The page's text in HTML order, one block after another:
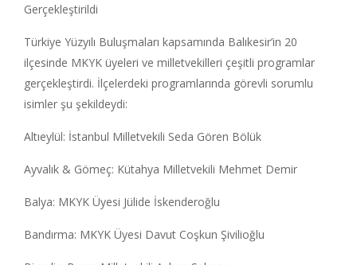
Gerçekleştirildi
Türkiye Yüzyılı Buluşmaları kapsamında Balıkesir’in 20
ilçesinde MKYK üyeleri ve milletvekilleri çeşitli programlar
gerçekleştirdi. İlçelerdeki programlarında görevli sorumlu
isimler şu şekildeydi:
Altıeylül: İstanbul Milletvekili Seda Gören Bölük
Ayvalık & Gömeç: Kütahya Milletvekili Mehmet Demir
Balya: MKYK Üyesi Jülide İskenderoğlu
Bandırma: MKYK Üyesi Davut Coşkun Şivilioğlu